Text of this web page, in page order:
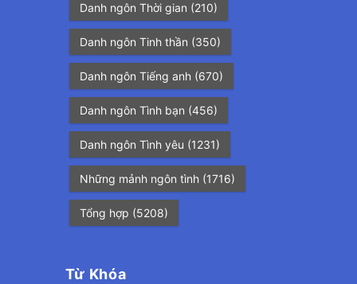
Danh ngôn Thời gian (210)
Danh ngôn Tinh thần (350)
Danh ngôn Tiếng anh(670)
Danh ngôn Tình bạn (456)
Danh ngôn Tình yêu (1231)
Những mảnh ngôn tình(1716)
Tổng hợp (5208)
Từ Khóa